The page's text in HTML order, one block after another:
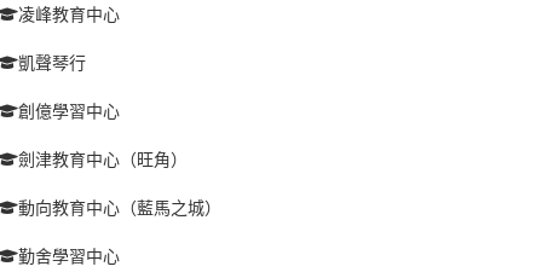
凌峰教育中心
凱聲琴行
創億學習中心
劍津教育中心（旺角）
動向教育中心（藍馬之城）
勤舍學習中心